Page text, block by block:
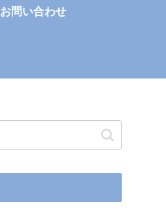
お問い合わせ